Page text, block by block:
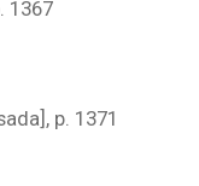
1367
p. 1371